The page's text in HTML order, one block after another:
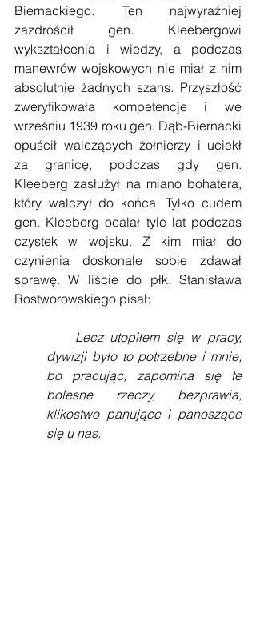
Biernackiego. Ten najwyraźniej
zazdrościł gen. Kleebergowi
wykształcenia i wiedzy, a podczas
manewrów wojskowych nie miał z nim
absolutnie żadnych szans. Przyszłość
zweryfikowała kompetencje i we
wrześniu 1939 roku gen. Dąb-Biernacki
opuścił walczących żołnierzy i uciekł
za granicę, podczas gdy gen.
Kleeberg zasłużył na miano bohatera,
który walczył do końca. Tylko cudem
gen. Kleeberg ocalał tyle lat podczas
czystek w wojsku. Z kim miał do
czynienia doskonale sobie zdawał
sprawę. W liście do płk. Stanisława
Rostworowskiego pisał:
Lecz utopiłem się w pracy,
dywizji było to potrzebne i mnie,
bo pracując, zapomina się te
bolesne rzeczy, bezprawia,
klikostwo panujące i panoszące
się u nas.